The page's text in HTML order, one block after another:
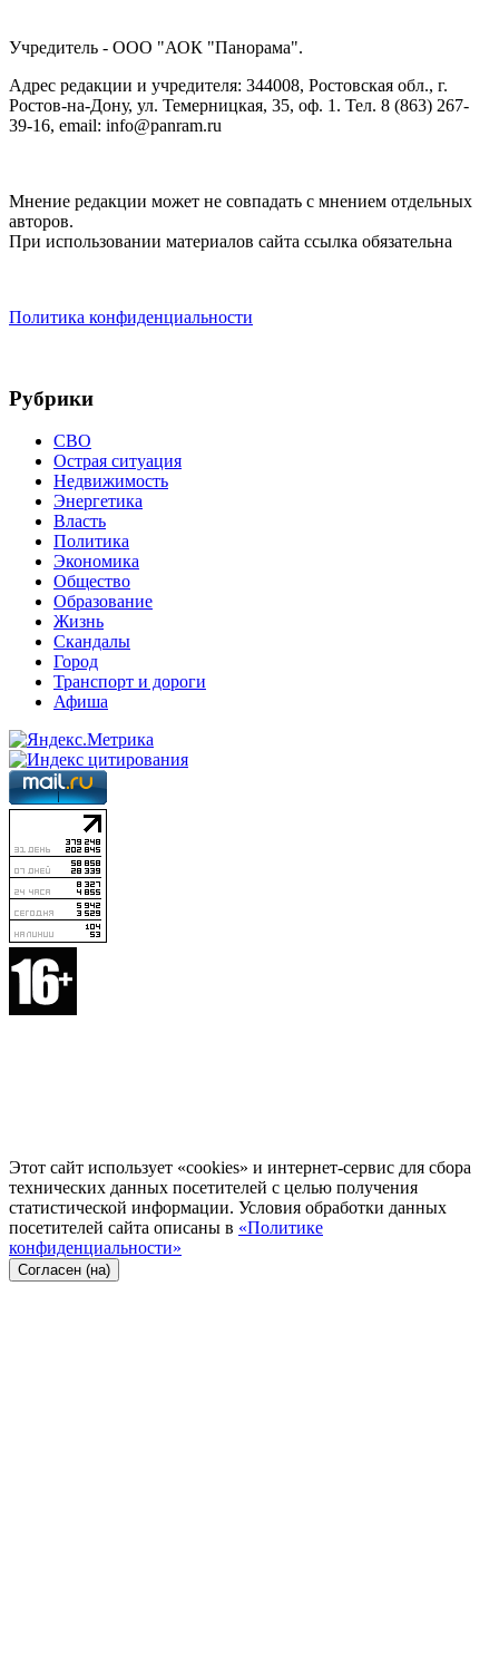
Учредитель - ООО "АОК "Панорама".
Адрес редакции и учредителя: 344008, Ростовская обл., г.
Ростов-на-Дону, ул. Темерницкая, 35, оф. 1. Тел. 8 (863) 267-
39-16, email: info@panram.ru
Мнение редакции может не совпадать с мнением отдельных
авторов.
При использовании материалов сайта ссылка обязательна
Политика конфиденциальности
Рубрики
СВО
Острая ситуация
Недвижимость
Энергетика
Власть
Политика
Экономика
Общество
Образование
Жизнь
Скандалы
Город
Транспорт и дороги
Афиша
Этот сайт использует «cookies» и интернет-сервис для сбора
технических данных посетителей с целью получения
статистической информации. Условия обработки данных
посетителей сайта описаны в «Политике
конфиденциальности»
Согласен (на)